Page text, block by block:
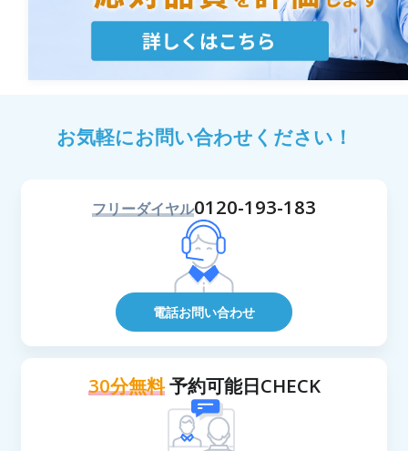
お気軽にお問い合わせください！
フリーダイヤル0120-193-183
電話お問い合わせ
30分無料予約可能日CHECK